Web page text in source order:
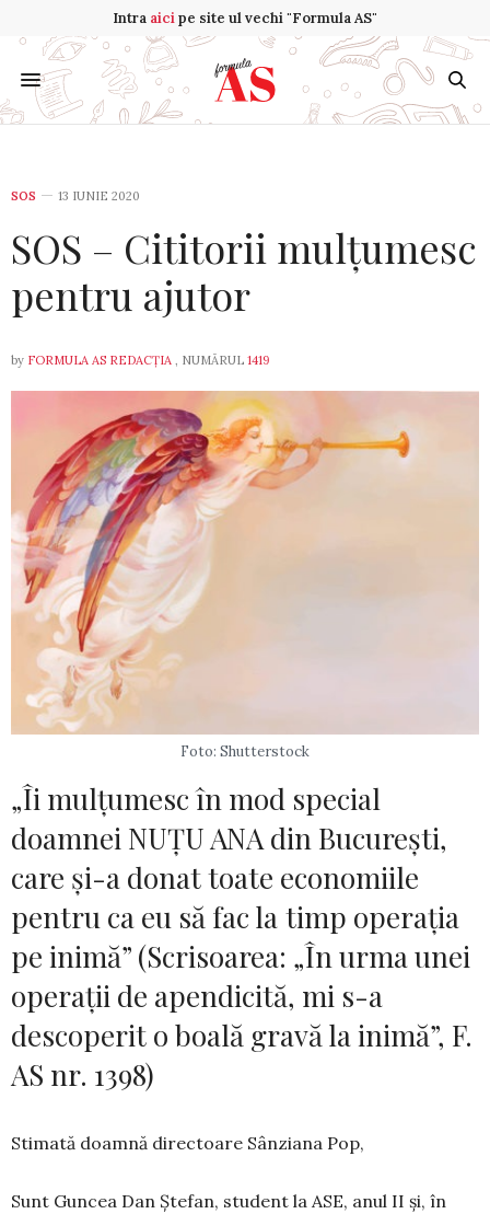
Intra aicipe site ul vechi "Formula AS"
SOS 13 IUNIE 2020
SOS – Cititorii mulțumesc
pentru ajutor
by FORMULA AS REDACȚIA , NUMĂRUL 1419
Foto: Shutterstock
„Îi mulțumesc în mod special
doamnei NUȚU ANA din București,
care și-a donat toate economiile
pentru ca eu să fac la timp operația
pe inimă” (Scrisoarea: „În urma unei
operații de apendicită, mi s-a
descoperit o boală gravă la inimă”, F.
AS nr. 1398)
Stimată doamnă directoare Sânziana Pop,
Sunt Guncea Dan Ștefan, student la ASE, anul II și, în